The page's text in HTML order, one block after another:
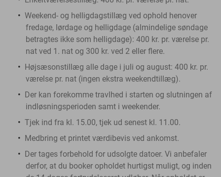
Weekend- og helligdagstillæg ved ophold henover
fredage, lørdage og helligdage (almindelige søndage
betragtes ikke som helligdage): 400 kr. pr. værelse pr.
nat ved 1. nat og 300 kr. ved 2 eller flere.
Højsæsonstillæg alle dage i juli og august: 400 kr. pr.
værelse pr. nat (ingen ekstra weekendtillæg).
Der kan forekomme travlhed i starten og slutningen af
indløsningsperioden samt i weekender.
Tjek ind fra kl. 15.00, tjek ud senest kl. 11.00.
Medbring et printet værdibevis ved ankomst.
Der tages forbehold for udsolgte datoer. Vi anbefaler
derfor, at du booker opholdet hurtigst muligt, og inden